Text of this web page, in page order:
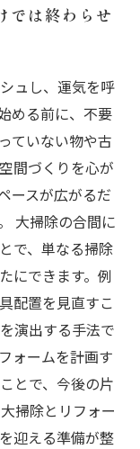
では終わらせ
ュし、運気を呼
める前に、不要
ていない物や古
間づくりを心が
ースが広がるだ
大掃除の合間に
で、単なる掃除
にできます。例
配置を見直すこ
演出する手法で
ォームを計画す
とで、今後の片
掃除とリフォー
迎える準備が整